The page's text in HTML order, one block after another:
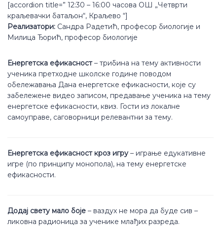
[accordion title=” 12:30 – 16:00 часова ОШ „Четврти
краљевачки батаљон“, Краљево “]
Реализатори: Сандра Радетић, професор биологије и
Милица Ђорић, професор биологије
Енергетска ефикасност– трибина на тему активности
ученика претходне школске године поводом
обележавања Дана енергетске ефикасности, које су
забележене видео записом, предавање ученика на тему
енергетске ефикасности, квиз. Гости из локалне
самоуправе, саговорници релевантни за тему.
Енергетска ефикасност кроз игру– играње едукативне
игре (по принципу монопола), на тему енергетске
ефикасности.
Додај свету мало боје – ваздух не мора да буде сив –
ликовна радионица за ученике млађих разреда.